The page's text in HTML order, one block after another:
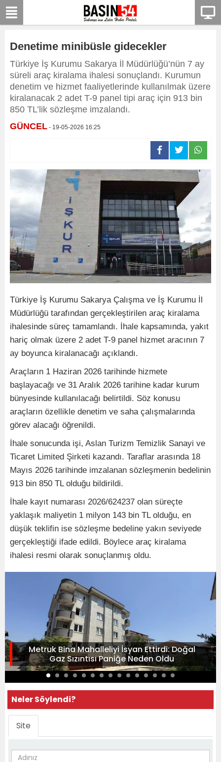
Denetime minibüsle gidecekler
Türkiye İş Kurumu Sakarya İl Müdürlüğü’nün 7 ay
süreli araç kiralama ihalesi sonuçlandı. Kurumun
denetim ve hizmet faaliyetlerinde kullanılmak üzere
kiralanacak 2 adet T-9 panel tipi araç için 913 bin
850 TL’lik sözleşme imzalandı.
GÜNCEL - 19-05-2026 16:25
Türkiye İş Kurumu Sakarya Çalışma ve İş Kurumu İl
Müdürlüğü tarafından gerçekleştirilen araç kiralama
ihalesinde süreç tamamlandı. İhale kapsamında, yakıt
hariç olmak üzere 2 adet T-9 panel hizmet aracının 7
ay boyunca kiralanacağı açıklandı.
Araçların 1 Haziran 2026 tarihinde hizmete
başlayacağı ve 31 Aralık 2026 tarihine kadar kurum
bünyesinde kullanılacağı belirtildi. Söz konusu
araçların özellikle denetim ve saha çalışmalarında
görev alacağı öğrenildi.
İhale sonucunda işi, Aslan Turizm Temizlik Sanayi ve
Ticaret Limited Şirketi kazandı. Taraflar arasında 18
Mayıs 2026 tarihinde imzalanan sözleşmenin bedelinin
913 bin 850 TL olduğu bildirildi.
İhale kayıt numarası 2026/624237 olan süreçte
yaklaşık maliyetin 1 milyon 143 bin TL olduğu, en
düşük teklifin ise sözleşme bedeline yakın seviyede
gerçekleştiği ifade edildi. Böylece araç kiralama
ihalesi resmi olarak sonuçlanmış oldu.
Metruk Bina Mahalleliyi İsyan Ettirdi: Doğal
Gaz Sızıntısı Paniğe Neden Oldu
Neler Söylendi?
Site